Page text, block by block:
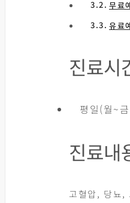
무료
유료
진료시
평일(월~
진료내
고혈압, 당뇨,